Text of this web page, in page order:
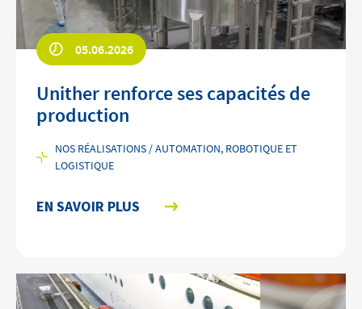
05.06.2026
NOS RÉALISATIONS / AUTOMATION, ROBOTIQUE ET
LOGISTIQUE
Unither renforce ses capacités de
production
EN SAVOIR PLUS